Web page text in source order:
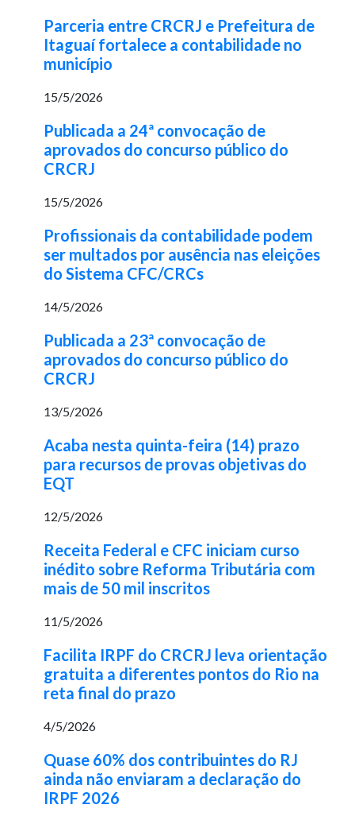
Parceria entre CRCRJ e Prefeitura de
Itaguaí fortalece a contabilidade no
município
15/5/2026
Publicada a 24ª convocação de
aprovados do concurso público do
CRCRJ
15/5/2026
Profissionais da contabilidade podem
ser multados por ausência nas eleições
do Sistema CFC/CRCs
14/5/2026
Publicada a 23ª convocação de
aprovados do concurso público do
CRCRJ
13/5/2026
Acaba nesta quinta-feira (14) prazo
para recursos de provas objetivas do
EQT
12/5/2026
Receita Federal e CFC iniciam curso
inédito sobre Reforma Tributária com
mais de 50 mil inscritos
11/5/2026
Facilita IRPF do CRCRJ leva orientação
gratuita a diferentes pontos do Rio na
reta final do prazo
4/5/2026
Quase 60% dos contribuintes do RJ
ainda não enviaram a declaração do
IRPF 2026